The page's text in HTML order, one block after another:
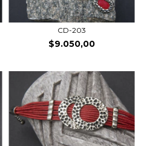
CD-203
$9.050,00